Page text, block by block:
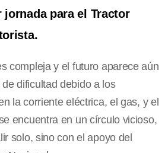
jornada para el Tractor
compleja y el futuro aparece aún
dificultad debido a los
la corriente eléctrica, el gas, y el
encuentra en un círculo vicioso,
solo, sino con el apoyo del